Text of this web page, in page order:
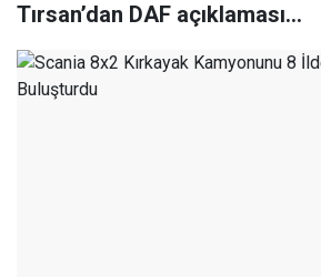
Tırsan’dan DAF açıklaması…